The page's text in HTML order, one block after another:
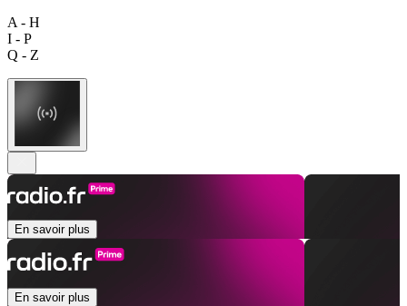
A - H
I - P
Q - Z
En savoir plus
En savoir plus